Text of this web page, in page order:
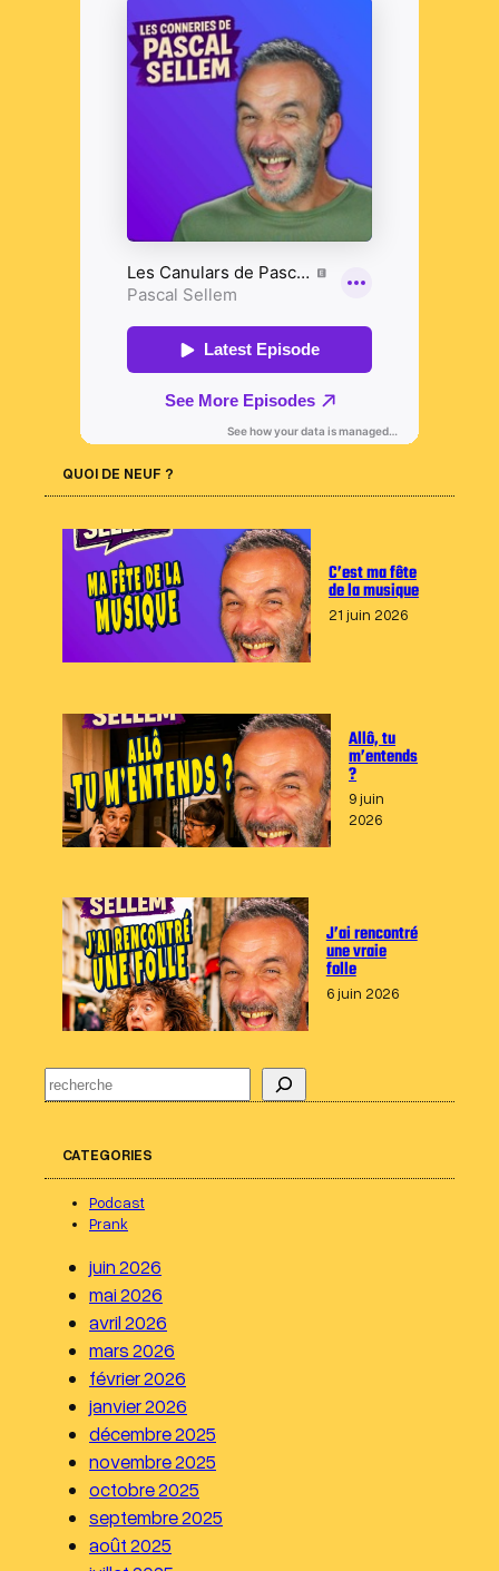
QUOI DE NEUF ?
C’est ma fête
de la musique
21 juin 2026
Allô, tu
m’entends
?
9 juin
2026
J’ai rencontré
une vraie
folle
6 juin 2026
R
e
CATEGORIES
Podcast
Prank
juin 2026
mai 2026
avril 2026
mars 2026
février 2026
janvier 2026
décembre 2025
novembre 2025
octobre 2025
septembre 2025
août 2025